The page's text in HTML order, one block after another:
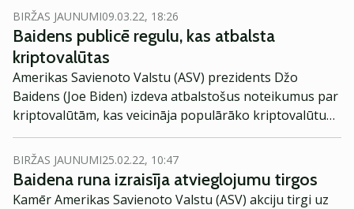
BIRŽAS JAUNUMI09.03.22, 18:26
Baidens publicē regulu, kas atbalsta
kriptovalūtas
Amerikas Savienoto Valstu (ASV) prezidents Džo
Baidens (Joe Biden) izdeva atbalstošus noteikumus par
kriptovalūtām, kas veicināja populārāko kriptovalūtu
aktīvu cenu pieaugumu.
BIRŽAS JAUNUMI25.02.22, 10:47
Baidena runa izraisīja atvieglojumu tirgos
Kamēr Amerikas Savienoto Valstu (ASV) akciju tirgi uz